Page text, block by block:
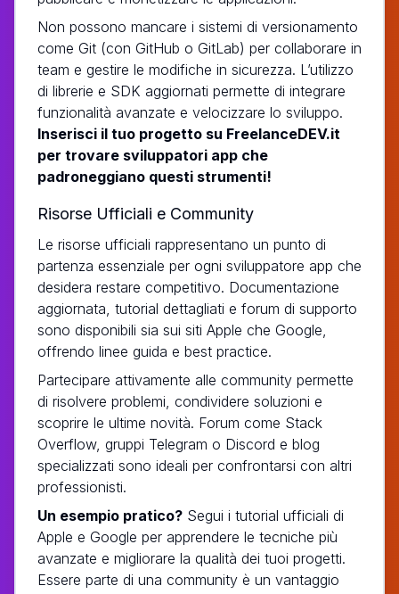
Non possono mancare i sistemi di versionamento
come Git (con GitHub o GitLab) per collaborare in
team e gestire le modifiche in sicurezza. L’utilizzo
di librerie e SDK aggiornati permette di integrare
funzionalità avanzate e velocizzare lo sviluppo.
Inserisci il tuo progetto su FreelanceDEV.it
per trovare sviluppatori app che
padroneggiano questi strumenti!
Risorse Ufficiali e Community
Le risorse ufficiali rappresentano un punto di
partenza essenziale per ogni sviluppatore app che
desidera restare competitivo. Documentazione
aggiornata, tutorial dettagliati e forum di supporto
sono disponibili sia sui siti Apple che Google,
offrendo linee guida e best practice.
Partecipare attivamente alle community permette
di risolvere problemi, condividere soluzioni e
scoprire le ultime novità. Forum come Stack
Overflow, gruppi Telegram o Discord e blog
specializzati sono ideali per confrontarsi con altri
professionisti.
Un esempio pratico? Segui i tutorial ufficiali di
Apple e Google per apprendere le tecniche più
avanzate e migliorare la qualità dei tuoi progetti.
Essere parte di una community è un vantaggio